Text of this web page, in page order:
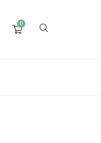
0